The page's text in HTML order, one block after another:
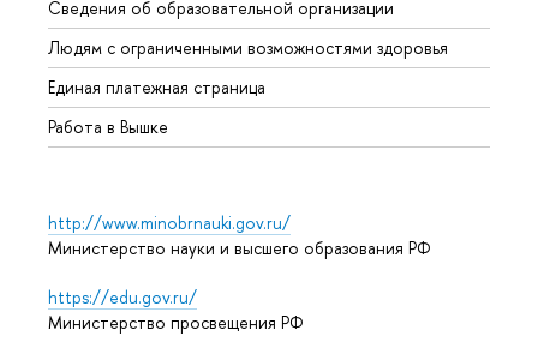
Сведения об образовательной организации
Людям с ограниченными возможностями здоровья
Единая платежная страница
Работа в Вышке
http://www.minobrnauki.gov.ru/
Министерство науки и высшего образования РФ
https://edu.gov.ru/
Министерство просвещения РФ